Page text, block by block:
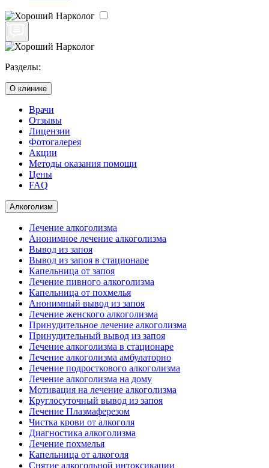
Разделы:
О клинике
Врачи
Отзывы
Лицензии
Фотогалерея
Акции
Методы оказания помощи
Цены
FAQ
Алкоголизм
Лечение алкоголизма
Анонимное лечение алкоголизма
Вывод из запоя
Вывод из запоя в стационаре
Капельница от запоя
Лечение пивного алкоголизма
Капельница от похмелья
Анонимный вывод из запоя
Лечение женского алкоголизма
Принудительное лечение алкоголизма
Принудительный вывод из запоя
Лечение алкоголизма в стационаре
Лечение алкоголизма амбулаторно
Лечение подросткового алкоголизма
Лечение алкоголизма на дому
Мотивация на лечение алкоголизма
Круглосуточный вывод из запоя
Лечение Плазмаферезом
Чистка крови от алкоголя
Диагностика алкоголизма
Лечение похмелья
Капельница от алкоголя
Снятие алкогольной интоксикации